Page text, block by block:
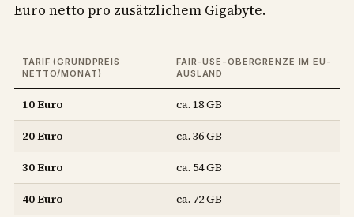
Euro netto pro zusätzlichem Gigabyte.
TARIF (GRUNDPREIS
NETTO/MONAT)
FAIR-USE-OBERGRENZE IM EU-
AUSLAND
10 Euro
ca. 18 GB
20 Euro
ca. 36 GB
30 Euro
ca. 54 GB
40 Euro
ca. 72 GB